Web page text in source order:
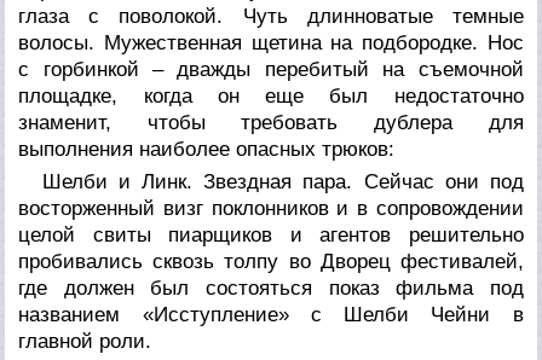
глаза с поволокой. Чуть длинноватые темные
волосы. Мужественная щетина на подбородке. Нос
с горбинкой – дважды перебитый на съемочной
площадке, когда он еще был недостаточно
знаменит, чтобы требовать дублера для
выполнения наиболее опасных трюков:
Шелби и Линк. Звездная пара. Сейчас они под
восторженный визг поклонников и в сопровождении
целой свиты пиарщиков и агентов решительно
пробивались сквозь толпу во Дворец фестивалей,
где должен был состояться показ фильма под
названием «Исступление» с Шелби Чейни в
главной роли.